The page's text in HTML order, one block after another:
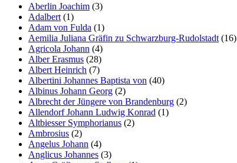
Aberlin Joachim (3)
Adalbert (1)
Adam von Fulda (1)
Aemilia Juliana Gräfin zu Schwarzburg-Rudolstadt (16)
Agricola Johann (4)
Alber Erasmus (28)
Albert Heinrich (7)
Albertini Johannes Baptista von (40)
Albinus Johann Georg (2)
Albrecht der Jüngere von Brandenburg (2)
Allendorf Johann Ludwig Konrad (1)
Altbiesser Symphorianus (2)
Ambrosius (2)
Angelus Johann (4)
Anglicus Johannes (3)